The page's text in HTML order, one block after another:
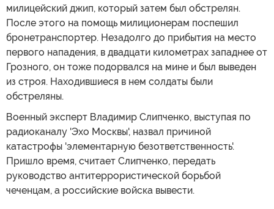
милицейский джип, который затем был обстрелян.
После этого на помощь милиционерам поспешил
бронетранспортер. Незадолго до прибытия на место
первого нападения, в двадцати километрах западнее от
Грозного, он тоже подорвался на мине и был выведен
из строя. Находившиеся в нем солдаты были
обстреляны.
Военный эксперт Владимир Слипченко, выступая по
радиоканалу 'Эхо Москвы', назвал причиной
катастрофы 'элементарную безответственность'.
Пришло время, считает Слипченко, передать
руководство антитеррористической борьбой
чеченцам, а российские войска вывести.